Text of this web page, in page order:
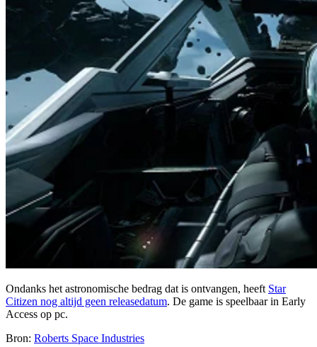
Ondanks het astronomische bedrag dat is ontvangen, heeft Star
Citizen nog altijd geen releasedatum. De game is speelbaar in Early
Access op pc.
Bron: Roberts Space Industries